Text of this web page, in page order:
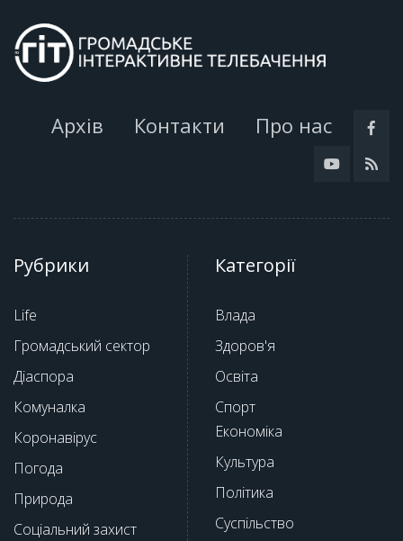
Архів Контакти Про нас
Рубрики
Life
Громадський сектор
Діаспора
Комуналка
Коронавірус
Погода
Природа
Соціальний захист
Категорії
Влада
Здоров'я
Освіта
Спорт
Економіка
Культура
Політика
Суспільство